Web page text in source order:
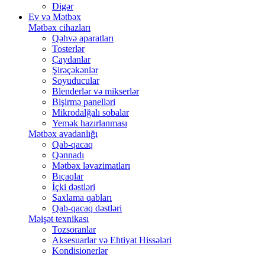
Digər
Ev və Mətbəx
Mətbəx cihazları
Qəhvə aparatları
Tosterlər
Çaydanlar
Şirəçəkənlər
Soyuducular
Blenderlər və mikserlər
Bişirmə panelləri
Mikrodalğalı sobalar
Yemək hazırlanması
Mətbəx avadanlığı
Qab-qacaq
Qənnadı
Mətbəx ləvazimatları
Bıçaqlar
İçki dəstləri
Saxlama qabları
Qab-qacaq dəstləri
Məişət texnikası
Tozsoranlar
Aksesuarlar və Ehtiyat Hissələri
Kondisionerlər